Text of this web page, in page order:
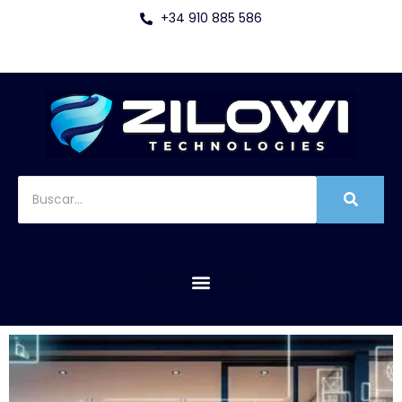
+34 910 885 586